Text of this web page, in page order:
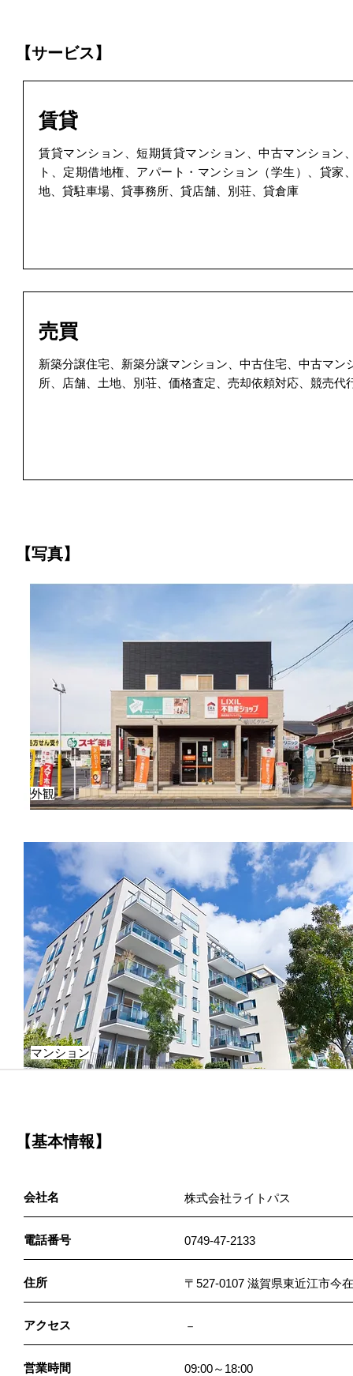
【サービス】
賃貸
賃貸マンション、短期賃貸マンション、中古マンション
ト、定期借地権、アパート・マンション（学生）、貸家
地、貸駐車場、貸事務所、貸店舗、別荘、貸倉庫
売買
新築分譲住宅、新築分譲マンション、中古住宅、中古マン
所、店舗、土地、別荘、価格査定、売却依頼対応、競売代
【写真】
外観
マンション
【基本情報】
会社名 株式会社ライトパス
電話番号 0749-47-2133
住所 〒527-0107 滋賀県東近江市今
アクセス －
営業時間 09:00～18:00